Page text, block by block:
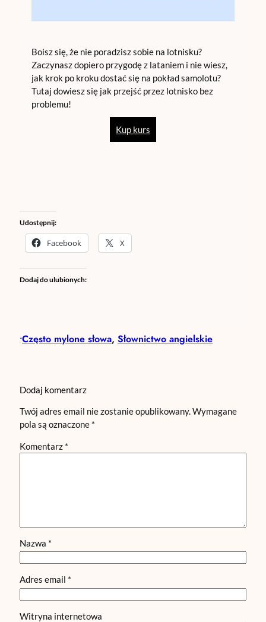
Boisz się, że nie poradzisz sobie na lotnisku?
Zaczynasz dopiero przygodę z lataniem i nie wiesz,
jak krok po kroku dostać się na pokład samolotu?
Tutaj dowiesz się jak przejść przez lotnisko bez
problemu!
Kup kurs
Udostępnij:
Facebook X
Dodaj do ulubionych:
•Często mylone słowa, Słownictwo angielskie
Dodaj komentarz
Twój adres email nie zostanie opublikowany.Wymagane
pola są oznaczone *
Komentarz *
Nazwa *
Adres email *
Witryna internetowa